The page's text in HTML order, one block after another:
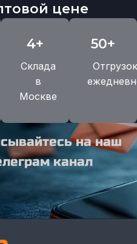
цене
4+
Склада
в
Москве
50+
Отгрузок
на наш
канал